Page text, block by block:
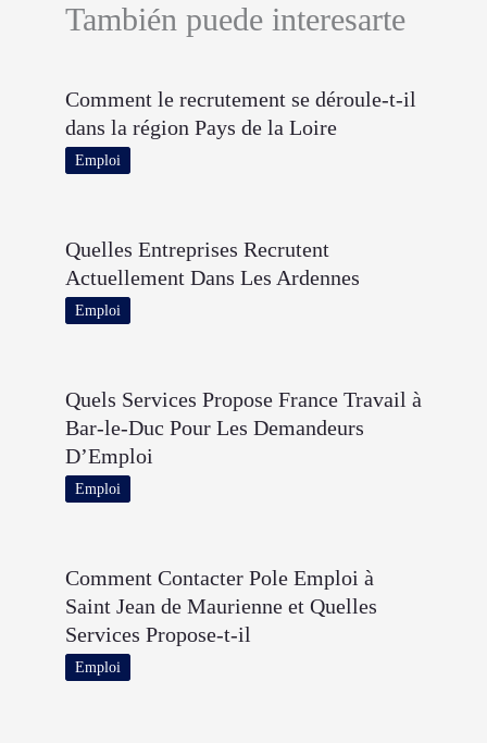
También puede interesarte
Comment le recrutement se déroule-t-il
dans la région Pays de la Loire
Emploi
Quelles Entreprises Recrutent
Actuellement Dans Les Ardennes
Emploi
Quels Services Propose France Travail à
Bar-le-Duc Pour Les Demandeurs
D’Emploi
Emploi
Comment Contacter Pole Emploi à
Saint Jean de Maurienne et Quelles
Services Propose-t-il
Emploi